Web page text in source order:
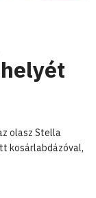
olasz Stella
kosárlabdázóval,